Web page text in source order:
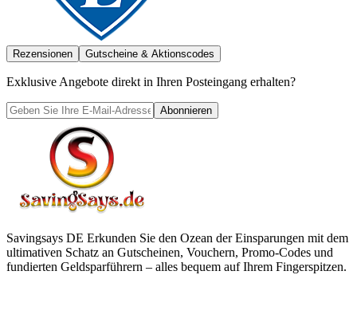
Rezensionen Gutscheine & Aktionscodes
Exklusive Angebote direkt in Ihren Posteingang erhalten?
Abonnieren
Savingsays DE Erkunden Sie den Ozean der Einsparungen mit dem
ultimativen Schatz an Gutscheinen, Vouchern, Promo-Codes und
fundierten Geldsparführern – alles bequem auf Ihrem Fingerspitzen.